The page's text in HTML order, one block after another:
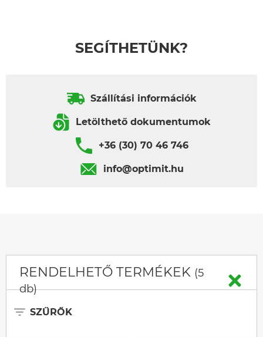
SEGÍTHETÜNK?
Szállítási információk
Letölthető dokumentumok
+36 (30) 70 46 746
info@optimit.hu
RENDELHETŐ TERMÉKEK (5
db)
SZŰRŐK